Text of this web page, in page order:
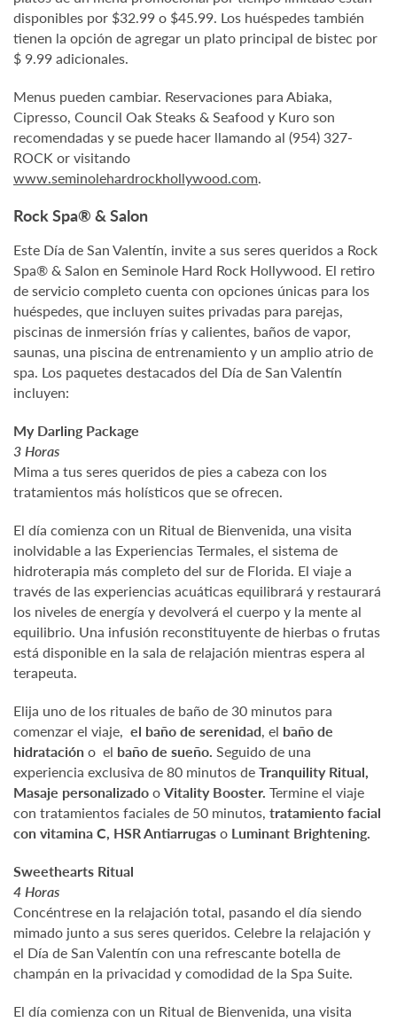
disponibles por $32.99 o $45.99. Los huéspedes también
tienen la opción de agregar un plato principal de bistec por
$ 9.99 adicionales.
Menus pueden cambiar. Reservaciones para Abiaka,
Cipresso, Council Oak Steaks & Seafood y Kuro son
recomendadas y se puede hacer llamando al (954) 327-
ROCK or visitando
www.seminolehardrockhollywood.com.
Rock Spa® & Salon
Este Día de San Valentín, invite a sus seres queridos a Rock
Spa® & Salon en Seminole Hard Rock Hollywood. El retiro
de servicio completo cuenta con opciones únicas para los
huéspedes, que incluyen suites privadas para parejas,
piscinas de inmersión frías y calientes, baños de vapor,
saunas, una piscina de entrenamiento y un amplio atrio de
spa. Los paquetes destacados del Día de San Valentín
incluyen:
My Darling Package
3 Horas
Mima a tus seres queridos de pies a cabeza con los
tratamientos más holísticos que se ofrecen.
El día comienza con un Ritual de Bienvenida, una visita
inolvidable a las Experiencias Termales, el sistema de
hidroterapia más completo del sur de Florida. El viaje a
través de las experiencias acuáticas equilibrará y restaurará
los niveles de energía y devolverá el cuerpo y la mente al
equilibrio. Una infusión reconstituyente de hierbas o frutas
está disponible en la sala de relajación mientras espera al
terapeuta.
Elija uno de los rituales de baño de 30 minutos para
comenzar el viaje, el baño de serenidad, el baño de
hidratación o el baño de sueño. Seguido de una
experiencia exclusiva de 80 minutos deTranquility Ritual,
Masaje personalizadooVitality Booster. Termine el viaje
con tratamientos faciales de 50 minutos, tratamiento facial
con vitamina C, HSR Antiarrugaso Luminant Brightening.
Sweethearts Ritual
4 Horas
Concéntrese en la relajación total, pasando el día siendo
mimado junto a sus seres queridos. Celebre la relajación y
el Día de San Valentín con una refrescante botella de
champán en la privacidad y comodidad de la Spa Suite.
El día comienza con un Ritual de Bienvenida, una visita